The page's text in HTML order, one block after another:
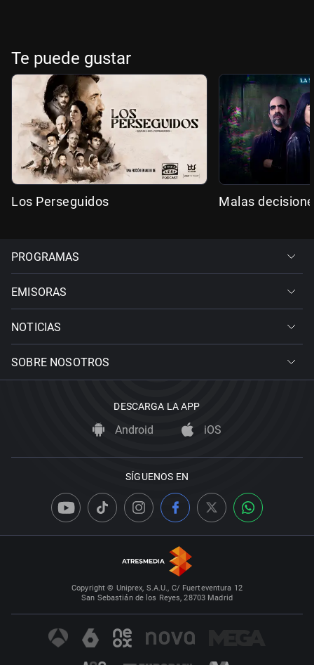
Te puede gustar
Los Perseguidos Malas
PROGRAMAS
EMISORAS
NOTICIAS
SOBRE NOSOTROS
DESCARGA LA APP
Android iOS
SÍGUENOS EN
Copyright © Uniprex, S.A.U., C/ Fuerteventura 12
San Sebastián de los Reyes, 28703 Madrid